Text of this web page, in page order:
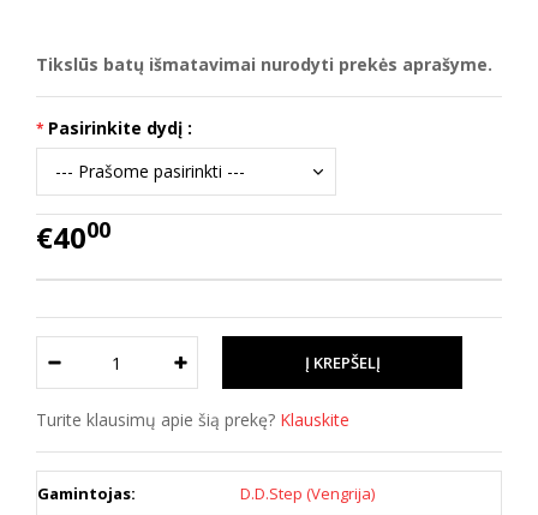
Tikslūs batų išmatavimai nurodyti prekės aprašyme.
Pasirinkite dydį :
€4000
Turite klausimų apie šią prekę? Klauskite
Gamintojas: D.D.Step (Vengrija)